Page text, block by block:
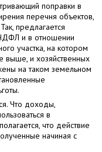
поправки в
перечня объектов,
предлагается
и в отношении
участка, на котором
выше, и хозяйственных
на таком земельном
Что доходы,
в
что действие
начиная с